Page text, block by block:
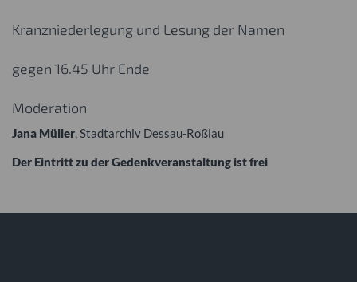
Kranzniederlegung und Lesung der Namen
gegen 16.45 Uhr Ende
Moderation
Jana Müller, Stadtarchiv Dessau-Roßlau
Der Eintritt zu der Gedenkveranstaltung ist frei